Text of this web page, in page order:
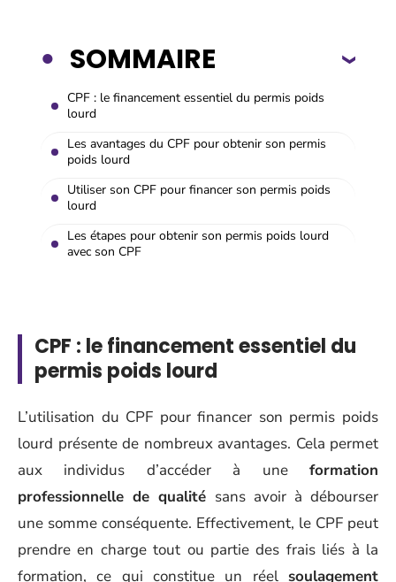
SOMMAIRE
CPF : le financement essentiel du permis poids
lourd
Les avantages du CPF pour obtenir son permis
poids lourd
Utiliser son CPF pour financer son permis poids
lourd
Les étapes pour obtenir son permis poids lourd
avec son CPF
CPF : le financement essentiel du
permis poids lourd
L’utilisation du CPF pour financer son permis poids
lourd présente de nombreux avantages. Cela permet
aux individus d’accéder à une formation
professionnelle de qualité sans avoir à débourser
une somme conséquente. Effectivement, le CPF peut
prendre en charge tout ou partie des frais liés à la
formation, ce qui constitue un réel soulagement